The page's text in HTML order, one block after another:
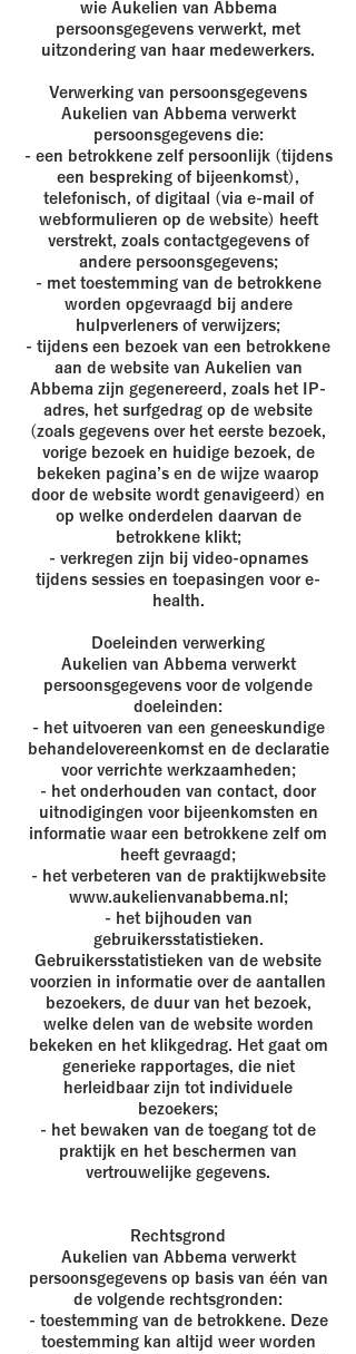
wie Aukelien van Abbema
persoonsgegevens verwerkt, met
uitzondering van haar medewerkers.
Verwerking van persoonsgegevens
Aukelien van Abbema verwerkt
persoonsgegevens die:
- een betrokkene zelf persoonlijk (tijdens
een bespreking of bijeenkomst),
telefonisch, of digitaal (via e-mail of
webformulieren op de website) heeft
verstrekt, zoals contactgegevens of
andere persoonsgegevens;
- met toestemming van de betrokkene
worden opgevraagd bij andere
hulpverleners of verwijzers;
- tijdens een bezoek van een betrokkene
aan de website van Aukelien van
Abbema zijn gegenereerd, zoals het IP-
adres, het surfgedrag op de website
(zoals gegevens over het eerste bezoek,
vorige bezoek en huidige bezoek, de
bekeken pagina’s en de wijze waarop
door de website wordt genavigeerd) en
op welke onderdelen daarvan de
betrokkene klikt;
- verkregen zijn bij video-opnames
tijdens sessies en toepasingen voor e-
health.
Doeleinden verwerking
Aukelien van Abbema verwerkt
persoonsgegevens voor de volgende
doeleinden:
- het uitvoeren van een geneeskundige
behandelovereenkomst en de declaratie
voor verrichte werkzaamheden;
- het onderhouden van contact, door
uitnodigingen voor bijeenkomsten en
informatie waar een betrokkene zelf om
heeft gevraagd;
- het verbeteren van de praktijkwebsite
www.aukelienvanabbema.nl ;
- het bijhouden van
gebruikersstatistieken.
Gebruikersstatistieken van de website
voorzien in informatie over de aantallen
bezoekers, de duur van het bezoek,
welke delen van de website worden
bekeken en het klikgedrag. Het gaat om
generieke rapportages, die niet
herleidbaar zijn tot individuele
bezoekers;
- het bewaken van de toegang tot de
praktijk en het beschermen van
vertrouwelijke gegevens.
​Rechtsgrond
Aukelien van Abbema verwerkt
persoonsgegevens op basis van één van
de volgende rechtsgronden:
- toestemming van de betrokkene. Deze
toestemming kan altijd weer worden